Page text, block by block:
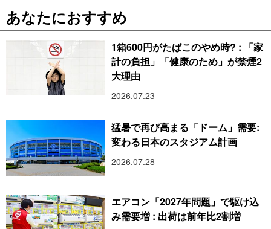
あなたにおすすめ
1箱600円がたばこのやめ時? : 「家
計の負担」「健康のため」が禁煙2
大理由
2026.07.23
猛暑で再び高まる「ドーム」需要:
変わる日本のスタジアム計画
2026.07.28
エアコン「2027年問題」で駆け込
み需要増 : 出荷は前年比2割増